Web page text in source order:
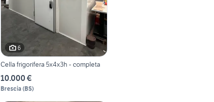
6
Cella frigorifera 5x4x3h - completa
10.000 €
Brescia (BS)